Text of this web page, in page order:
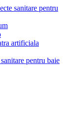
sanitare pentru
artificiala
pentru baie